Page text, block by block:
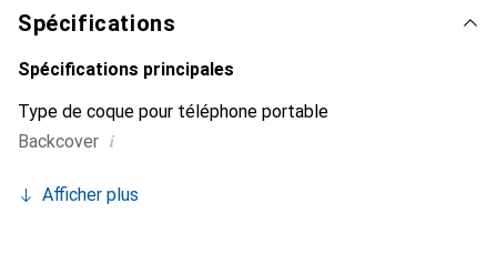
constitue un choix fiable pour une clientèle exigeante.
Spécifications
Spécifications principales
Type de coque pour téléphone portable
Backcover i
Afficher plus